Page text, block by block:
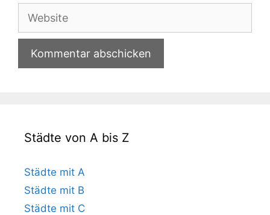
Adresse
Website
Städte von A bis Z
Städte mit A
Städte mit B
Städte mit C